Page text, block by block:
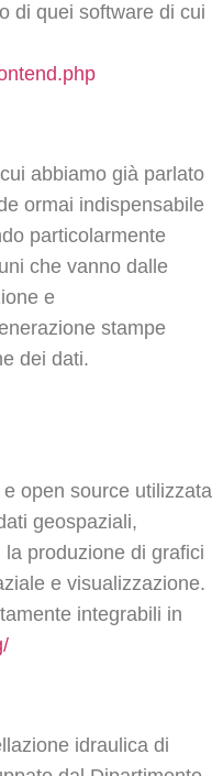
di quei software di cui
abbiamo già parlato
ormai indispensabile
particolarmente
che vanno dalle
e
stampe
dei dati.
e open source utilizzata
geospaziali,
la produzione di grafici
e visualizzazione.
integrabili in
idraulica di